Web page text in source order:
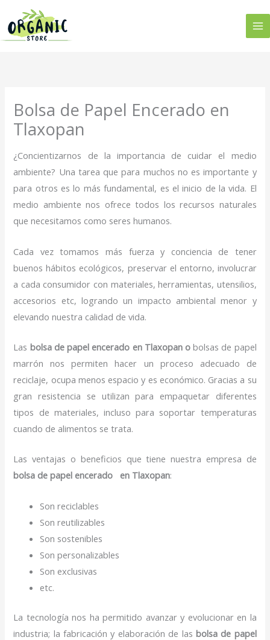
contenido
Bolsa de Papel Encerado en
Tlaxopan
¿Concientizarnos de la importancia de cuidar el medio
ambiente? Una tarea que para muchos no es importante y
para otros es lo más fundamental, es el inicio de la vida. El
medio ambiente nos ofrece todos los recursos naturales
que necesitamos como seres humanos.
Cada vez tomamos más fuerza y conciencia de tener
buenos hábitos ecológicos, preservar el entorno, involucrar
a cada consumidor con materiales, herramientas, utensilios,
accesorios etc, logrando un impacto ambiental menor y
elevando nuestra calidad de vida.
Las bolsa de papel encerado en Tlaxopan obolsas de papel
marrón nos permiten hacer un proceso adecuado de
reciclaje, ocupa menos espacio y es económico. Gracias a su
gran resistencia se utilizan para empaquetar diferentes
tipos de materiales, incluso para soportar temperaturas
cuando de alimentos se trata.
Las ventajas o beneficios que tiene nuestra empresa de
bolsa de papel encerado
en Tlaxopan:
Son reciclables
Son reutilizables
Son sostenibles
Son personalizables
Son exclusivas
etc.
La tecnología nos ha permitido avanzar y evolucionar en la
industria; la fabricación y elaboración de las bolsa de papel